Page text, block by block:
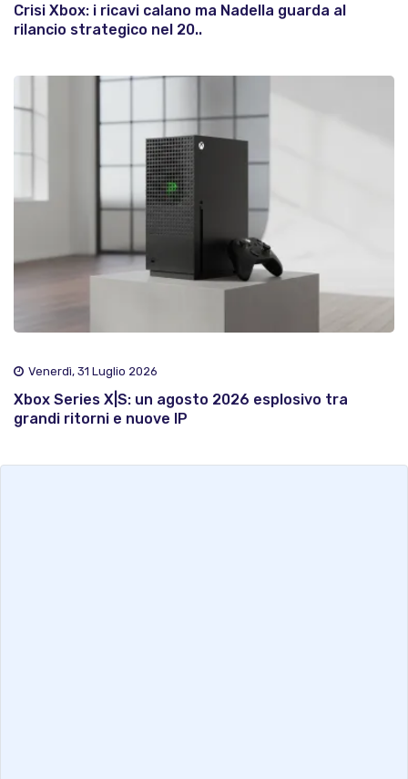
Crisi Xbox: i ricavi calano ma Nadella guarda al
rilancio strategico nel 20..
Venerdì, 31 Luglio 2026
Xbox Series X|S: un agosto 2026 esplosivo tra
grandi ritorni e nuove IP